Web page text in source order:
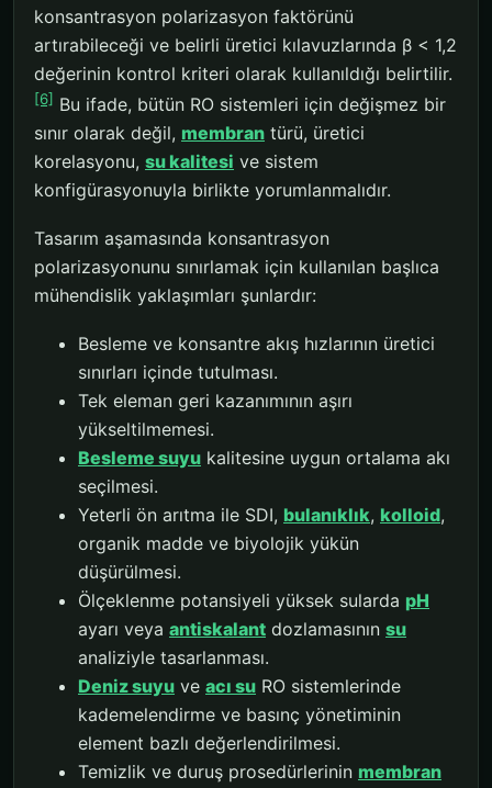
konsantrasyon polarizasyon faktörünü
artırabileceği ve belirli üretici kılavuzlarında β < 1,2
değerinin kontrol kriteri olarak kullanıldığı belirtilir.
[6] Bu ifade, bütün RO sistemleri için değişmez bir
sınır olarak değil, membran türü, üretici
korelasyonu, su kalitesi ve sistem
konfigürasyonuyla birlikte yorumlanmalıdır.
Tasarım aşamasında konsantrasyon
polarizasyonunu sınırlamak için kullanılan başlıca
mühendislik yaklaşımları şunlardır:
Besleme ve konsantre akış hızlarının üretici
sınırları içinde tutulması.
Tek eleman geri kazanımının aşırı
yükseltilmemesi.
Besleme suyu kalitesine uygun ortalama akı
seçilmesi.
Yeterli ön arıtma ile SDI, bulanıklık, kolloid,
organik madde ve biyolojik yükün
düşürülmesi.
Ölçeklenme potansiyeli yüksek sularda pH
ayarı veya antiskalant dozlamasının su
analiziyle tasarlanması.
Deniz suyu ve acı su RO sistemlerinde
kademelendirme ve basınç yönetiminin
element bazlı değerlendirilmesi.
Temizlik ve duruş prosedürlerinin membran